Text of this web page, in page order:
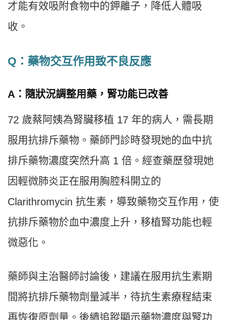
才能有效吸附食物中的鉀離子，降低人體吸
收。
Q：藥物交互作用致不良反應
A：隨狀況調整用藥，腎功能已改善
72 歲蔡阿姨為腎臟移植 17 年的病人，需長期
服用抗排斥藥物。藥師門診時發現她的血中抗
排斥藥物濃度突然升高 1 倍。經查藥歷發現她
因輕微肺炎正在服用胸腔科開立的
Clarithromycin 抗生素，導致藥物交互作用，使
抗排斥藥物於血中濃度上升，移植腎功能也輕
微惡化。
藥師與主治醫師討論後，建議在服用抗生素期
間將抗排斥藥物劑量減半，待抗生素療程結束
再恢復原劑量。後續追蹤顯示藥物濃度與腎功